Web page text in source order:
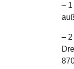
–
– 2